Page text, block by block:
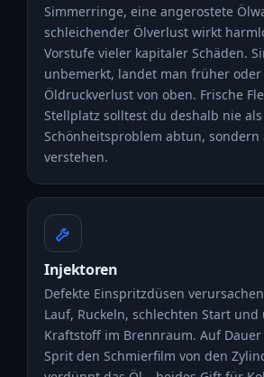
Simmerringe, eine angerostete
schleichender Ölverlust wirkt
Vorstufe vieler kapitaler Schäden.
unbemerkt, landet man früher
Öldruckverlust von oben. Frische
Stellplatz solltest du deshalb nie als
Schönheitsproblem abtun, sondern
verstehen.
Injektoren
Defekte Einspritzdüsen
Lauf, Ruckeln, schlechten Start
Kraftstoff im Brennraum. Auf
Sprit den Schmierfilm von den